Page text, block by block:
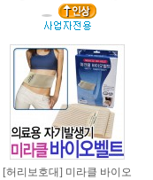
[허리보호대] 미라클 바이오